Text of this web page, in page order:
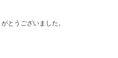
とうございました。